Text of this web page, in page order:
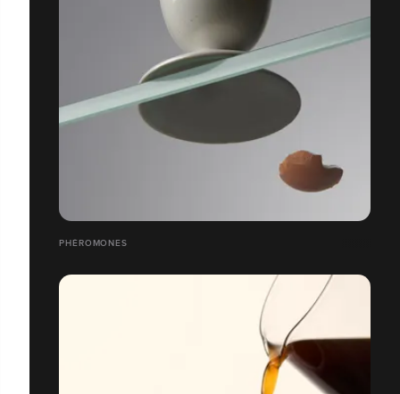
PHÉROMONES